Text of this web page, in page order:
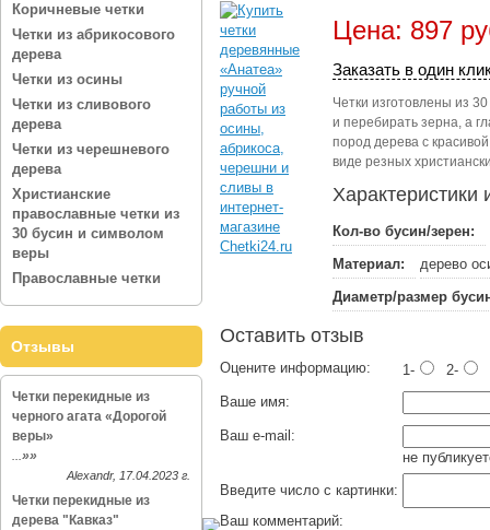
Коричневые четки
Четки из абрикосового
дерева
Четки из осины
Четки из сливового
дерева
Четки из черешневого
дерева
Христианские
православные четки из
30 бусин и символом
веры
Православные четки
Отзывы
Четки перекидные из
черного агата «Дорогой
веры»
»»
Alexandr, 17.04.2023 г.
Четки перекидные из
дерева "Кавказ"
Цена: 897
Заказать в один
Четки изготовлены из
и перебирать зерна, а
пород дерева с
виде резных
Характеристики
Кол-во бусин/зерен:
Материал:
дерево
Диаметр/размер
Оставить отзыв
Оцените информацию: 1- 2-
Ваше имя:
Ваш e-mail:
не
Введите число с картинки:
Ваш комментарий: